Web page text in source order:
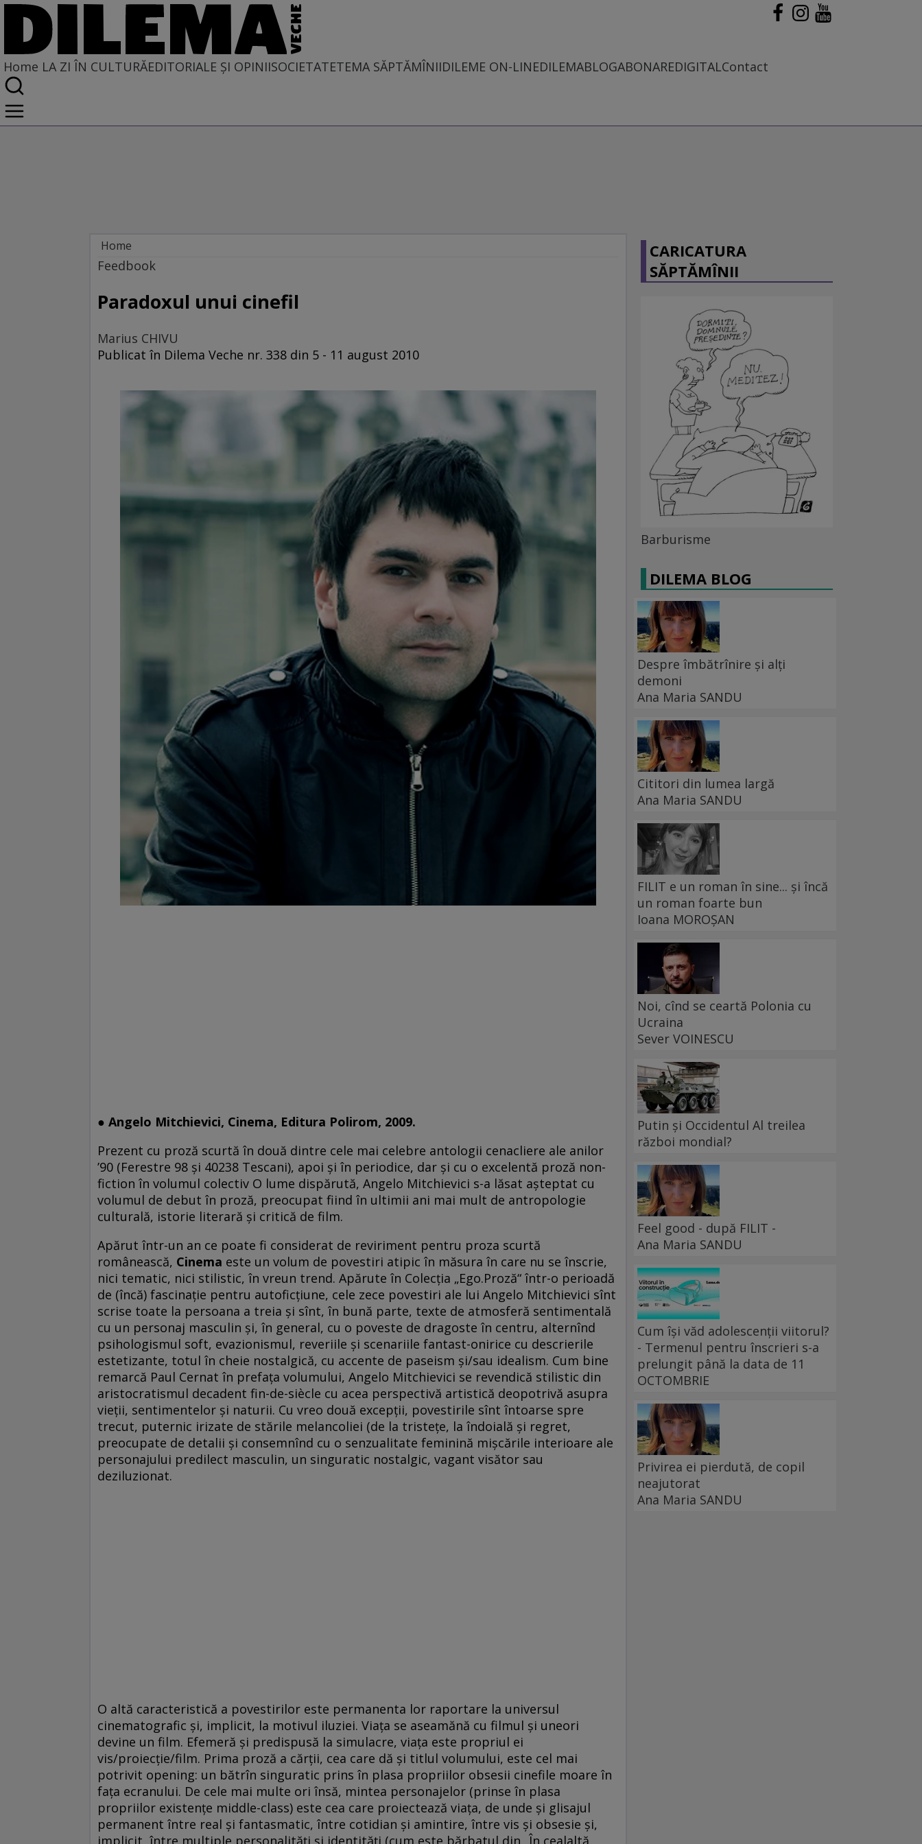
Home LA ZI ÎN CULTURĂEDITORIALE ȘI OPINIISOCIETATETEMA SĂPTĂMÎNIIDILEME ON-LINEDILEMABLOGABONAREDIGITALContact
Home
La zi în cultură
Feedbook
Paradoxul unui cinefil
Marius CHIVU
Publicat în Dilema Veche nr. 338 din 5 - 11 august 2010
● Angelo Mitchievici, Cinema, Editura Polirom, 2009.
Prezent cu proză scurtă în două dintre cele mai celebre antologii cenacliere ale anilor
’90 (Ferestre 98 şi 40238 Tescani), apoi şi în periodice, dar şi cu o excelentă proză non-
fiction în volumul colectiv O lume dispărută, Angelo Mitchievici s-a lăsat aşteptat cu
volumul de debut în proză, preocupat fiind în ultimii ani mai mult de antropologie
culturală, istorie literară şi critică de film.
Apărut într-un an ce poate fi considerat de reviriment pentru proza scurtă
românească, Cinema este un volum de povestiri atipic în măsura în care nu se înscrie,
nici tematic, nici stilistic, în vreun trend. Apărute în Colecţia „Ego.Proză“ într-o perioadă
de (încă) fascinaţie pentru autoficţiune, cele zece povestiri ale lui Angelo Mitchievici sînt
scrise toate la persoana a treia şi sînt, în bună parte, texte de atmosferă sentimentală
cu un personaj masculin şi, în general, cu o poveste de dragoste în centru, alternînd
psihologismul soft, evazionismul, reveriile şi scenariile fantast-onirice cu descrierile
estetizante, totul în cheie nostalgică, cu accente de paseism şi/sau idealism. Cum bine
remarcă Paul Cernat în prefaţa volumului, Angelo Mitchievici se revendică stilistic din
aristocratismul decadent fin-de-siècle cu acea perspectivă artistică deopotrivă asupra
vieţii, sentimentelor şi naturii. Cu vreo două excepţii, povestirile sînt întoarse spre
trecut, puternic irizate de stările melancoliei (de la tristeţe, la îndoială şi regret,
preocupate de detalii şi consemnînd cu o senzualitate feminină mişcările interioare ale
personajului predilect masculin, un singuratic nostalgic, vagant visător sau
deziluzionat.
O altă caracteristică a povestirilor este permanenta lor raportare la universul
cinematografic şi, implicit, la motivul iluziei. Viaţa se aseamănă cu filmul şi uneori
devine un film. Efemeră şi predispusă la simulacre, viaţa este propriul ei
vis/proiecţie/film. Prima proză a cărţii, cea care dă şi titlul volumului, este cel mai
potrivit opening: un bătrîn singuratic prins în plasa propriilor obsesii cinefile moare în
faţa ecranului. De cele mai multe ori însă, mintea personajelor (prinse în plasa
propriilor existenţe middle-class) este cea care proiectează viaţa, de unde şi glisajul
permanent între real şi fantasmatic, între cotidian şi amintire, între vis şi obsesie şi,
implicit, între multiple personalităţi şi identităţi (cum este bărbatul din „În cealaltă
CARICATURA
SĂPTĂMÎNII
Barburisme
DILEMA BLOG
Despre îmbătrînire și alți
demoni
Ana Maria SANDU
Cititori din lumea largă
Ana Maria SANDU
FILIT e un roman în sine... și încă
un roman foarte bun
Ioana MOROȘAN
Noi, cînd se ceartă Polonia cu
Ucraina
Sever VOINESCU
Putin și Occidentul Al treilea
război mondial?
Feel good - după FILIT -
Ana Maria SANDU
Cum își văd adolescenții viitorul?
- Termenul pentru înscrieri s-a
prelungit până la data de 11
OCTOMBRIE
Privirea ei pierdută, de copil
neajutorat
Ana Maria SANDU